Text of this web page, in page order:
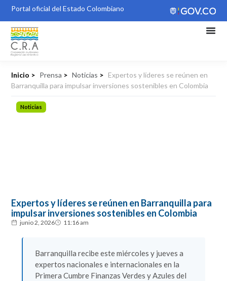
Portal oficial del Estado Colombiano
Inicio > Prensa > Noticias > Expertos y líderes se reúnen en
Barranquilla para impulsar inversiones sostenibles en Colombia
Noticias
Expertos y líderes se reúnen en Barranquilla para
impulsar inversiones sostenibles en Colombia
junio 2, 2026 11:16 am
Barranquilla recibe este miércoles y jueves a
expertos nacionales e internacionales en la
Primera Cumbre Finanzas Verdes y Azules del